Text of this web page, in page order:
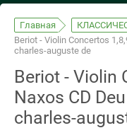
Главная
Beriot - Violin Concertos
charles-auguste de
Beriot - Violin
Naxos CD
charles-